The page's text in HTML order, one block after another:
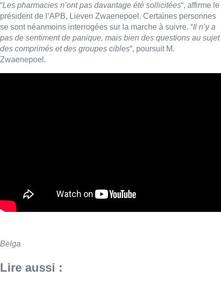
“Les pharmacies n’ont pas davantage été sollicitées“, affirme le
président de l’APB, Lieven Zwaenepoel. Certaines personnes
se sont néanmoins interrogées sur la marche à suivre. “Il n’y a
pas de sentiment de panique, mais bien des questions au sujet
des comprimés et des groupes cibles“, poursuit M.
Zwaenepoel.
Belga
Lire aussi :